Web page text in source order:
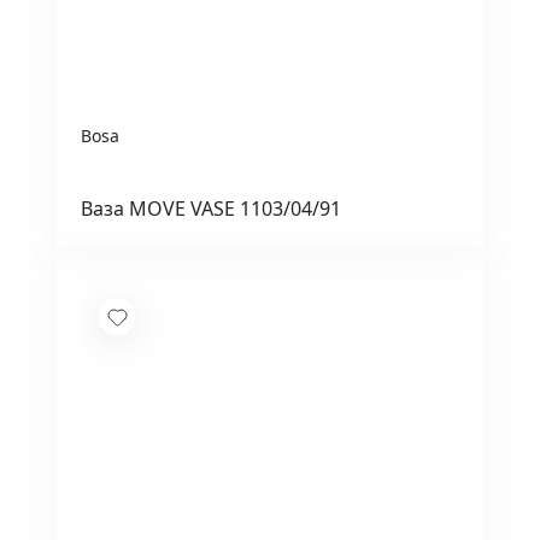
Bosa
Ваза MOVE VASE 1103/04/91